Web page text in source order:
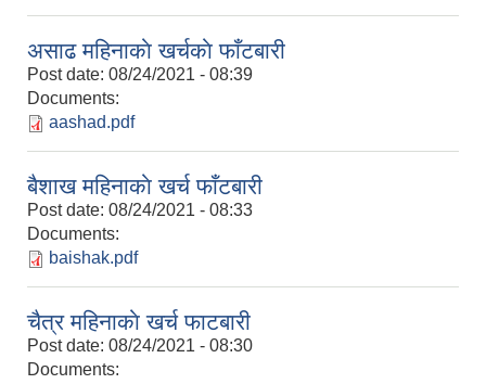
असाढ महिनाकाे खर्चकाे फाँटबारी
Post date: 08/24/2021 - 08:39
Documents:
aashad.pdf
बैशाख महिनाकाे खर्च फाँटबारी
Post date: 08/24/2021 - 08:33
Documents:
baishak.pdf
चैत्र महिनाकाे खर्च फाटबारी
Post date: 08/24/2021 - 08:30
Documents: